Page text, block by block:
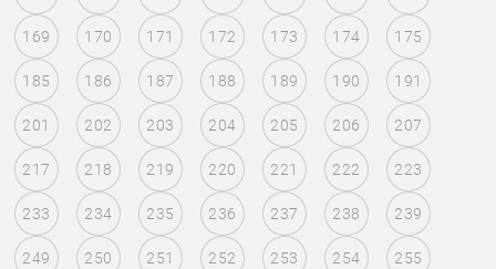
169 170 171 172 173 174 175
185 186 187 188 189 190 191
201 202 203 204 205 206 207
217 218 219 220 221 222 223
233 234 235 236 237 238 239
249 250 251 252 253 254 255